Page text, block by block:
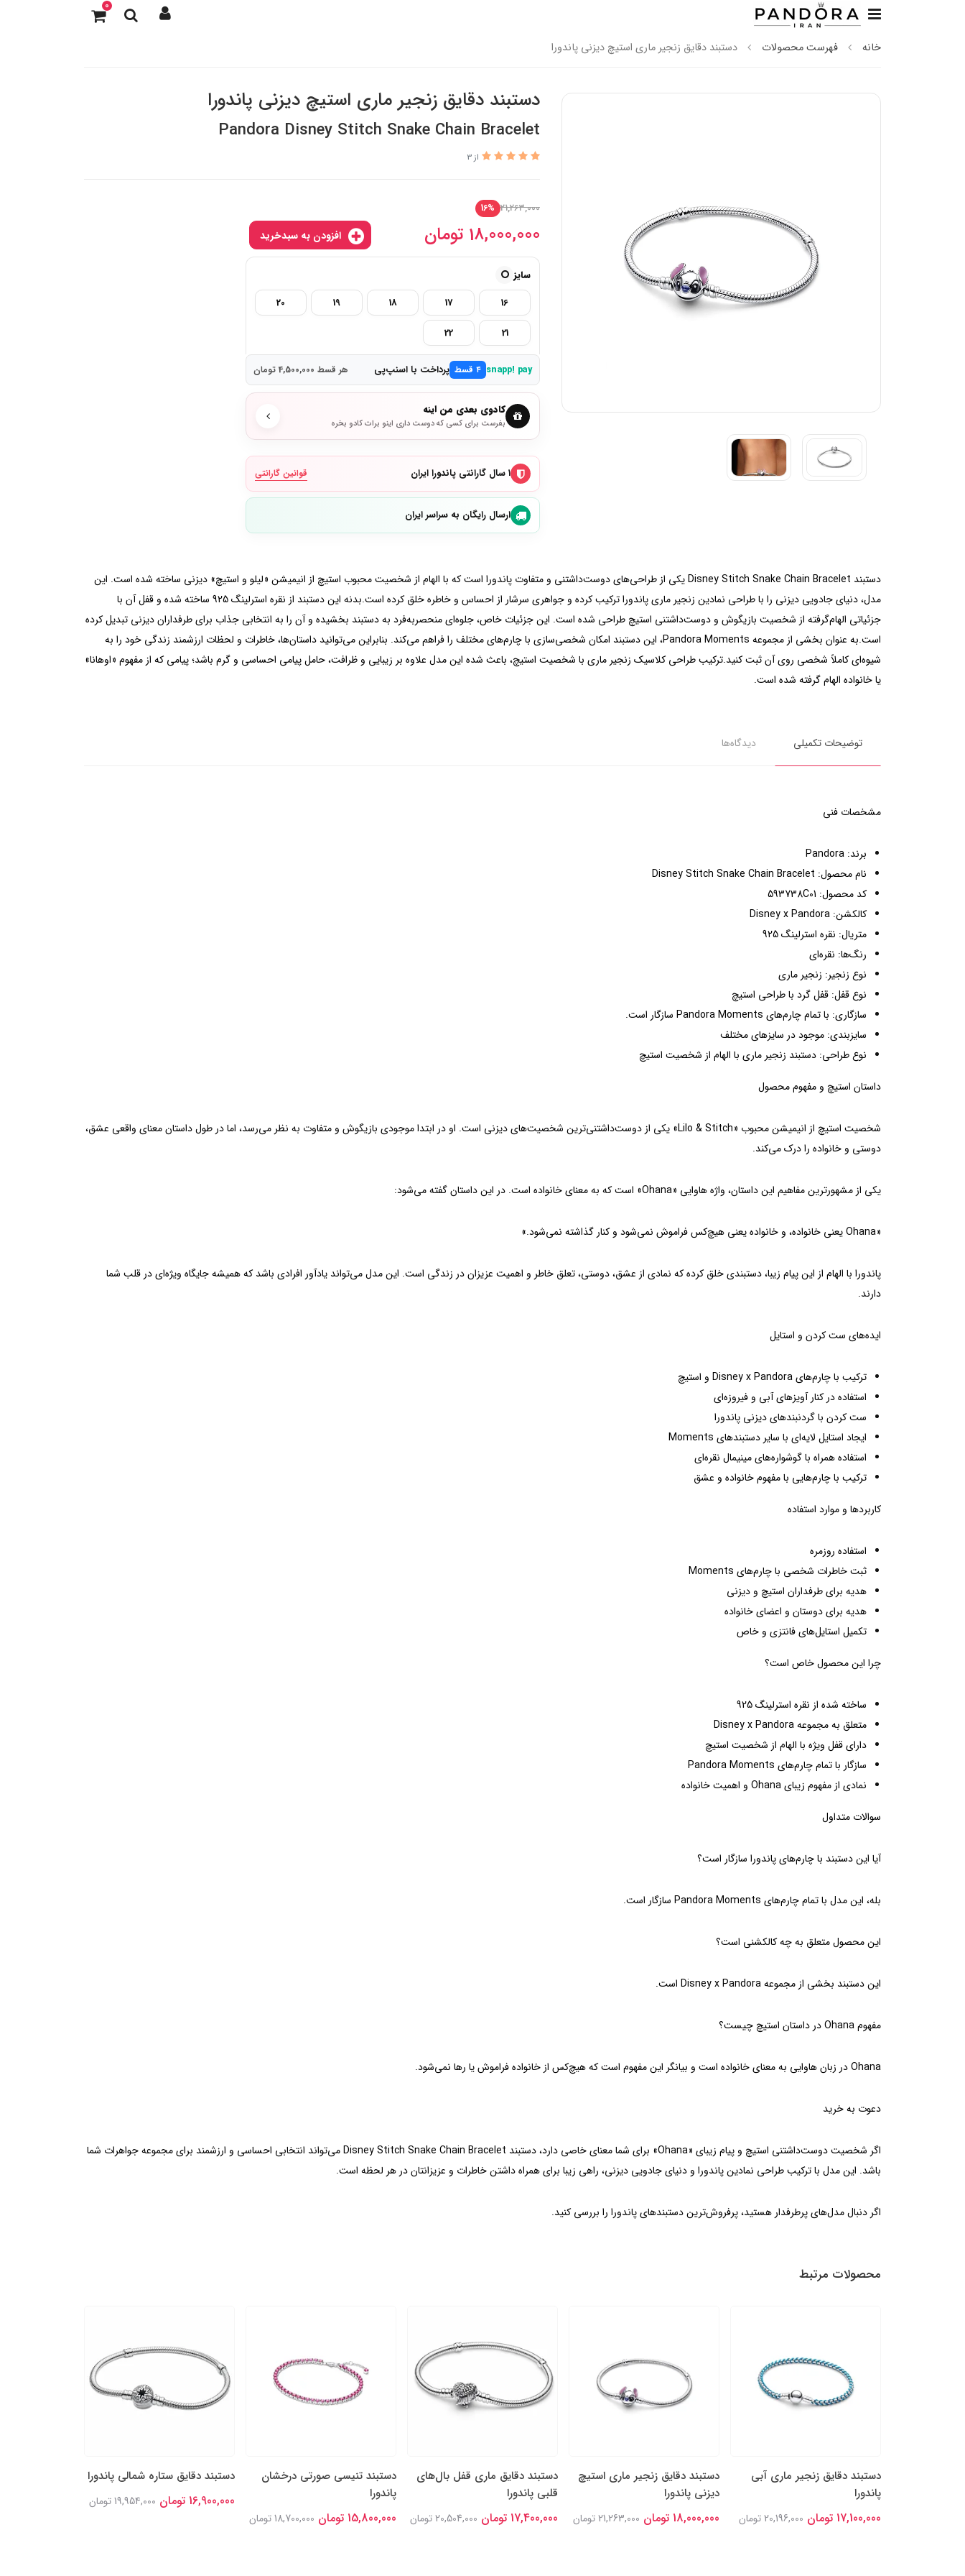
0
خانه فهرست محصولات دستبند دقایق زنجیر ماری استیچ دیزنی پاندورا
دستبند دقایق زنجیر ماری استیچ دیزنی پاندورا
Pandora Disney Stitch Snake Chain Bracelet
از 3
21,263,000
16%
18,000,000 تومان
سایز
16
17
18
19
20
21
22
snapp! pay ۴ قسط پرداخت با اسنپ‌پی هر قسط 4,500,000 تومان
کادوی بعدی من اینه
بفرست برای کسی که دوست داری اینو برات کادو بخره
۱ سال گارانتی پاندورا ایران قوانین گارانتی
ارسال رایگان به سراسر ایران
دستبند Disney Stitch Snake Chain Bracelet یکی از طراحی‌های دوست‌داشتنی و متفاوت پاندورا است که با الهام از شخصیت محبوب استیچ از انیمیشن «لیلو و استیچ» دیزنی ساخته شده است. این
مدل، دنیای جادویی دیزنی را با طراحی نمادین زنجیر ماری پاندورا ترکیب کرده و جواهری سرشار از احساس و خاطره خلق کرده است.بدنه این دستبند از نقره استرلینگ 925 ساخته شده و قفل آن با
جزئیاتی الهام‌گرفته از شخصیت بازیگوش و دوست‌داشتنی استیچ طراحی شده است. این جزئیات خاص، جلوه‌ای منحصربه‌فرد به دستبند بخشیده و آن را به انتخابی جذاب برای طرفداران دیزنی تبدیل کرده
است.به عنوان بخشی از مجموعه Pandora Moments، این دستبند امکان شخصی‌سازی با چارم‌های مختلف را فراهم می‌کند. بنابراین می‌توانید داستان‌ها، خاطرات و لحظات ارزشمند زندگی خود را به
شیوه‌ای کاملاً شخصی روی آن ثبت کنید.ترکیب طراحی کلاسیک زنجیر ماری با شخصیت استیچ، باعث شده این مدل علاوه بر زیبایی و ظرافت، حامل پیامی احساسی و گرم باشد؛ پیامی که از مفهوم «اوهانا»
یا خانواده الهام گرفته شده است.
توضیحات تکمیلی دیدگاه‌ها
مشخصات فنی
برند: Pandora
نام محصول: Disney Stitch Snake Chain Bracelet
کد محصول: 593738C01
کالکشن: Disney x Pandora
متریال: نقره استرلینگ 925
رنگ‌ها: نقره‌ای
نوع زنجیر: زنجیر ماری
نوع قفل: قفل گرد با طراحی استیچ
سازگاری: با تمام چارم‌های Pandora Moments سازگار است.
سایزبندی: موجود در سایزهای مختلف
نوع طراحی: دستبند زنجیر ماری با الهام از شخصیت استیچ
داستان استیچ و مفهوم محصول
شخصیت استیچ از انیمیشن محبوب «Lilo & Stitch» یکی از دوست‌داشتنی‌ترین شخصیت‌های دیزنی است. او در ابتدا موجودی بازیگوش و متفاوت به نظر می‌رسد، اما در طول داستان معنای واقعی عشق،
دوستی و خانواده را درک می‌کند.
یکی از مشهورترین مفاهیم این داستان، واژه هاوایی «Ohana» است که به معنای خانواده است. در این داستان گفته می‌شود:
«Ohana یعنی خانواده، و خانواده یعنی هیچ‌کس فراموش نمی‌شود و کنار گذاشته نمی‌شود.»
پاندورا با الهام از این پیام زیبا، دستبندی خلق کرده که نمادی از عشق، دوستی، تعلق خاطر و اهمیت عزیزان در زندگی است. این مدل می‌تواند یادآور افرادی باشد که همیشه جایگاه ویژه‌ای در قلب شما
دارند.
ایده‌های ست کردن و استایل
ترکیب با چارم‌های Disney x Pandora و استیچ
استفاده در کنار آویزهای آبی و فیروزه‌ای
ست کردن با گردنبندهای دیزنی پاندورا
ایجاد استایل لایه‌ای با سایر دستبندهای Moments
استفاده همراه با گوشواره‌های مینیمال نقره‌ای
ترکیب با چارم‌هایی با مفهوم خانواده و عشق
کاربردها و موارد استفاده
استفاده روزمره
ثبت خاطرات شخصی با چارم‌های Moments
هدیه برای طرفداران استیچ و دیزنی
هدیه برای دوستان و اعضای خانواده
تکمیل استایل‌های فانتزی و خاص
چرا این محصول خاص است؟
ساخته شده از نقره استرلینگ 925
متعلق به مجموعه Disney x Pandora
دارای قفل ویژه با الهام از شخصیت استیچ
سازگار با تمام چارم‌های Pandora Moments
نمادی از مفهوم زیبای Ohana و اهمیت خانواده
سوالات متداول
آیا این دستبند با چارم‌های پاندورا سازگار است؟
بله، این مدل با تمام چارم‌های Pandora Moments سازگار است.
این محصول متعلق به چه کالکشنی است؟
این دستبند بخشی از مجموعه Disney x Pandora است.
مفهوم Ohana در داستان استیچ چیست؟
Ohana در زبان هاوایی به معنای خانواده است و بیانگر این مفهوم است که هیچ‌کس از خانواده فراموش یا رها نمی‌شود.
دعوت به خرید
اگر شخصیت دوست‌داشتنی استیچ و پیام زیبای «Ohana» برای شما معنای خاصی دارد، دستبند Disney Stitch Snake Chain Bracelet می‌تواند انتخابی احساسی و ارزشمند برای مجموعه جواهرات شما
باشد. این مدل با ترکیب طراحی نمادین پاندورا و دنیای جادویی دیزنی، راهی زیبا برای همراه داشتن خاطرات و عزیزانتان در هر لحظه است.
اگر دنبال مدل‌های پرطرفدار هستید،پرفروش‌ترین دستبندهای پاندورا را بررسی کنید.
محصولات مرتبط
دستبند دقایق زنجیر ماری آبی
پاندورا
17,100,000 تومان 20,196,000 تومان
دستبند دقایق زنجیر ماری استیچ
دیزنی پاندورا
18,000,000 تومان 21,263,000 تومان
دستبند دقایق ماری قفل بال‌های
قلبی پاندورا
17,400,000 تومان 20,504,000 تومان
دستبند تنیسی صورتی درخشان
پاندورا
15,800,000 تومان 18,700,000 تومان
دستبند دقایق ستاره شمالی پاندورا
16,900,000 تومان 19,954,000 تومان